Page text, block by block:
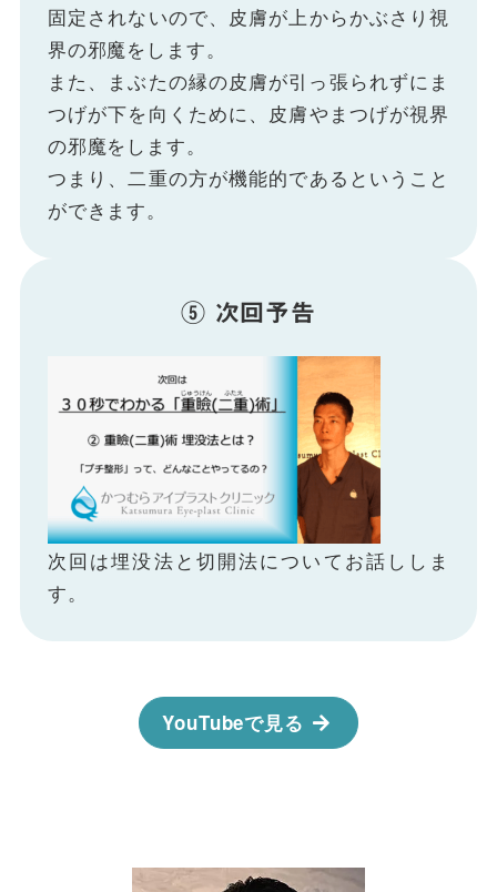
固定されないので、皮膚が上からかぶさり視
界の邪魔をします。
また、まぶたの縁の皮膚が引っ張られずにま
つげが下を向くために、皮膚やまつげが視界
の邪魔をします。
つまり、二重の方が機能的であるということ
ができます。
⑤ 次回予告
次回は埋没法と切開法についてお話ししま
す。
YouTubeで見る